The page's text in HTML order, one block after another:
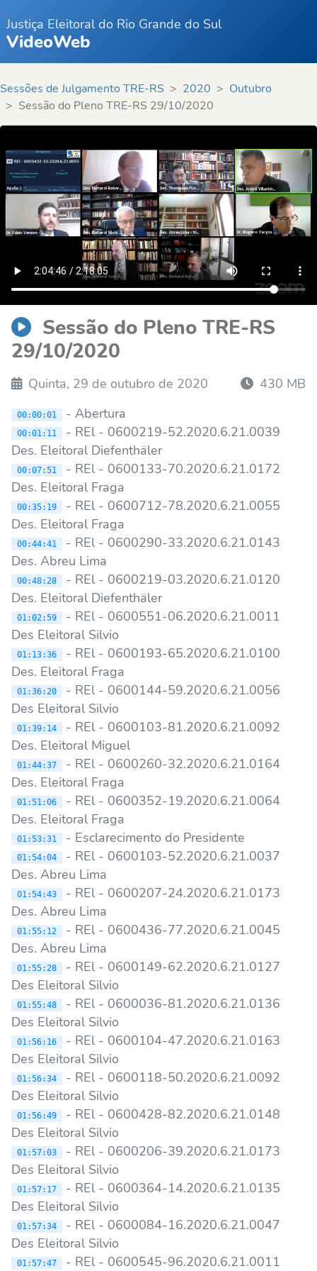
Justiça Eleitoral do Rio Grande do Sul
VideoWeb
Sessões de Julgamento TRE-RS 2020
Outubro
Sessão do Pleno TRE-RS 29/10/2020
Sessão do Pleno TRE-RS
29/10/2020
Quinta, 29 de outubro de 2020 430 MB
00:00:01 - Abertura
00:01:11
- REl - 0600219-52.2020.6.21.0039
Des. Eleitoral Diefenthäler
00:07:51
- REl - 0600133-70.2020.6.21.0172
Des. Eleitoral Fraga
00:35:19
- REl - 0600712-78.2020.6.21.0055
Des. Eleitoral Fraga
00:44:41
- REl - 0600290-33.2020.6.21.0143
Des. Abreu Lima
00:48:28
- REl - 0600219-03.2020.6.21.0120
Des. Eleitoral Diefenthäler
01:02:59
- REl - 0600551-06.2020.6.21.0011
Des Eleitoral Silvio
01:13:36
- REl - 0600193-65.2020.6.21.0100
Des. Eleitoral Fraga
01:36:20
- REl - 0600144-59.2020.6.21.0056
Des Eleitoral Silvio
01:39:14
- REl - 0600103-81.2020.6.21.0092
Des. Eleitoral Miguel
01:44:37
- REl - 0600260-32.2020.6.21.0164
Des. Eleitoral Fraga
01:51:06
- REl - 0600352-19.2020.6.21.0064
Des. Eleitoral Fraga
01:53:31 - Esclarecimento do Presidente
01:54:04
- REl - 0600103-52.2020.6.21.0037
Des. Abreu Lima
01:54:43
- REl - 0600207-24.2020.6.21.0173
Des. Abreu Lima
01:55:12
- REl - 0600436-77.2020.6.21.0045
Des. Abreu Lima
01:55:28
- REl - 0600149-62.2020.6.21.0127
Des Eleitoral Silvio
01:55:48
- REl - 0600036-81.2020.6.21.0136
Des Eleitoral Silvio
01:56:16
- REl - 0600104-47.2020.6.21.0163
Des Eleitoral Silvio
01:56:34
- REl - 0600118-50.2020.6.21.0092
Des Eleitoral Silvio
01:56:49
- REl - 0600428-82.2020.6.21.0148
Des Eleitoral Silvio
01:57:03
- REl - 0600206-39.2020.6.21.0173
Des Eleitoral Silvio
01:57:17
- REl - 0600364-14.2020.6.21.0135
Des Eleitoral Silvio
01:57:34
- REl - 0600084-16.2020.6.21.0047
Des Eleitoral Silvio
01:57:47 - REl - 0600545-96.2020.6.21.0011